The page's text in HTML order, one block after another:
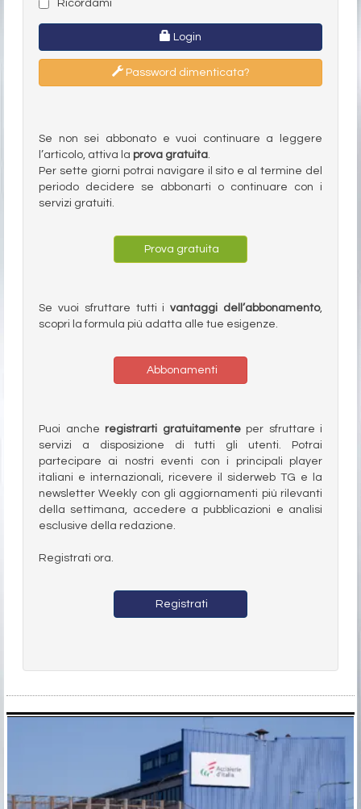
Ricordami
Login
Password dimenticata?
Se non sei abbonato e vuoi continuare a leggere
l’articolo, attiva la prova gratuita.
Per sette giorni potrai navigare il sito e al termine del
periodo decidere se abbonarti o continuare con i
servizi gratuiti.
Prova gratuita
Se vuoi sfruttare tutti ivantaggi dell’abbonamento,
scopri la formula più adatta alle tue esigenze.
Abbonamenti
Puoi anche registrarti gratuitamenteper sfruttare i
servizi a disposizione di tutti gli utenti. Potrai
partecipare ai nostri eventi con i principali player
italiani e internazionali, ricevere il siderweb TG e la
newsletter Weekly con gli aggiornamenti più rilevanti
della settimana, accedere a pubblicazioni e analisi
esclusive della redazione.
Registrati ora.
Registrati